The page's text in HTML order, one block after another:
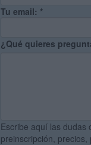
Tu email: *
¿Qué quieres
Escribe aquí las dudas
preinscripción,